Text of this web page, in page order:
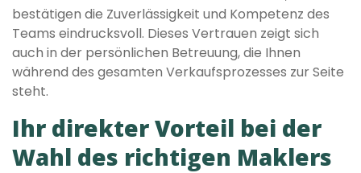
bestätigen die Zuverlässigkeit und Kompetenz des
Teams eindrucksvoll. Dieses Vertrauen zeigt sich
auch in der persönlichen Betreuung, die Ihnen
während des gesamten Verkaufsprozesses zur Seite
steht.
Ihr direkter Vorteil bei der
Wahl des richtigen Maklers